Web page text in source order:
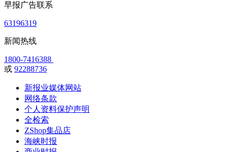
早报广告联系
63196319
新闻热线
1800-7416388
或 92288736
新报业媒体网站
网络条款
个人资料保护声明
全检索
ZShop集品店
海峡时报